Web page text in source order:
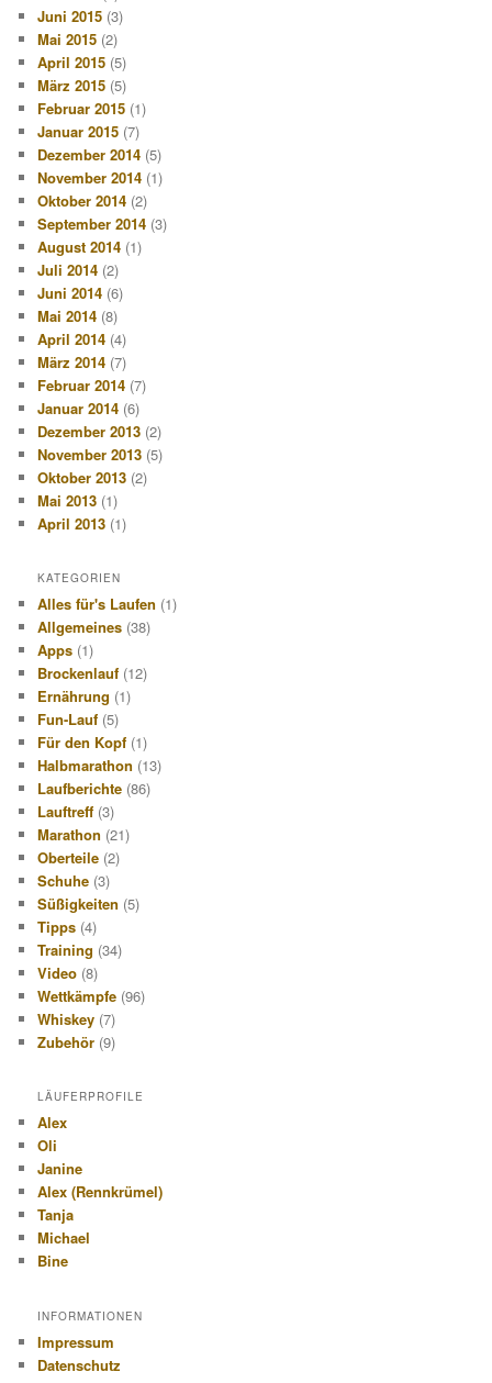
Juni 2015 (3)
Mai 2015 (2)
April 2015 (5)
März 2015 (5)
Februar 2015 (1)
Januar 2015 (7)
Dezember 2014 (5)
November 2014 (1)
Oktober 2014 (2)
September 2014 (3)
August 2014 (1)
Juli 2014 (2)
Juni 2014 (6)
Mai 2014 (8)
April 2014 (4)
März 2014 (7)
Februar 2014 (7)
Januar 2014 (6)
Dezember 2013 (2)
November 2013 (5)
Oktober 2013 (2)
Mai 2013 (1)
April 2013 (1)
KATEGORIEN
Alles für's Laufen (1)
Allgemeines (38)
Apps (1)
Brockenlauf (12)
Ernährung (1)
Fun-Lauf (5)
Für den Kopf (1)
Halbmarathon (13)
Laufberichte (86)
Lauftreff (3)
Marathon (21)
Oberteile (2)
Schuhe (3)
Süßigkeiten (5)
Tipps (4)
Training (34)
Video (8)
Wettkämpfe (96)
Whiskey (7)
Zubehör (9)
LÄUFERPROFILE
Alex
Oli
Janine
Alex (Rennkrümel)
Tanja
Michael
Bine
INFORMATIONEN
Impressum
Datenschutz